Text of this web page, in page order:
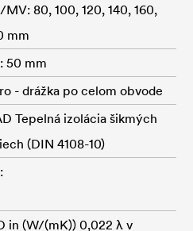
80, 100, 120, 140, 160,
mm
50 mm
- drážka po celom obvode
Tepelná izolácia šikmých
(DIN 4108-10)
in (W/(mK)) 0,022 λ v